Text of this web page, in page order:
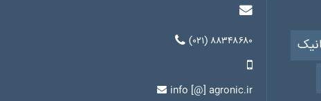
(۰۲۱) ۸۸۳۴۸۶۸۰
info [@] agronic.ir